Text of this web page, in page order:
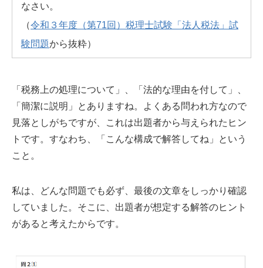
なさい。
（令和３年度（第71回）税理士試験「法人税法」試
験問題から抜粋）
「税務上の処理について」、「法的な理由を付して」、
「簡潔に説明」とありますね。よくある問われ方なので
見落としがちですが、これは出題者から与えられたヒン
トです。すなわち、「こんな構成で解答してね」という
こと。
私は、どんな問題でも必ず、最後の文章をしっかり確認
していました。そこに、出題者が想定する解答のヒント
があると考えたからです。